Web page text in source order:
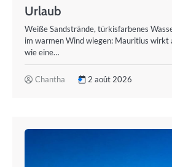
Urlaub
Weiße Sandstrände, türkisfarbenes
im warmen Wind wiegen: Mauritius wirkt
wie eine…
Chantha 2 août 2026